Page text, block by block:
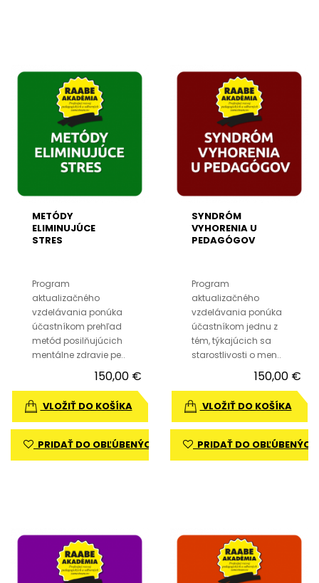
METÓDY
ELIMINUJÚCE
STRES
Program
aktualizačného
vzdelávania ponúka
účastníkom prehľad
metód posilňujúcich
mentálne zdravie pe..
150,00 €
VLOŽIŤ DO KOŠÍKA
PRIDAŤ DO OBĽÚBENÝCH
SYNDRÓM
VYHORENIA U
PEDAGÓGOV
Program
aktualizačného
vzdelávania ponúka
účastníkom jednu z
tém, týkajúcich sa
starostlivosti o men..
150,00 €
VLOŽIŤ DO KOŠÍKA
PRIDAŤ DO OBĽÚBENÝCH